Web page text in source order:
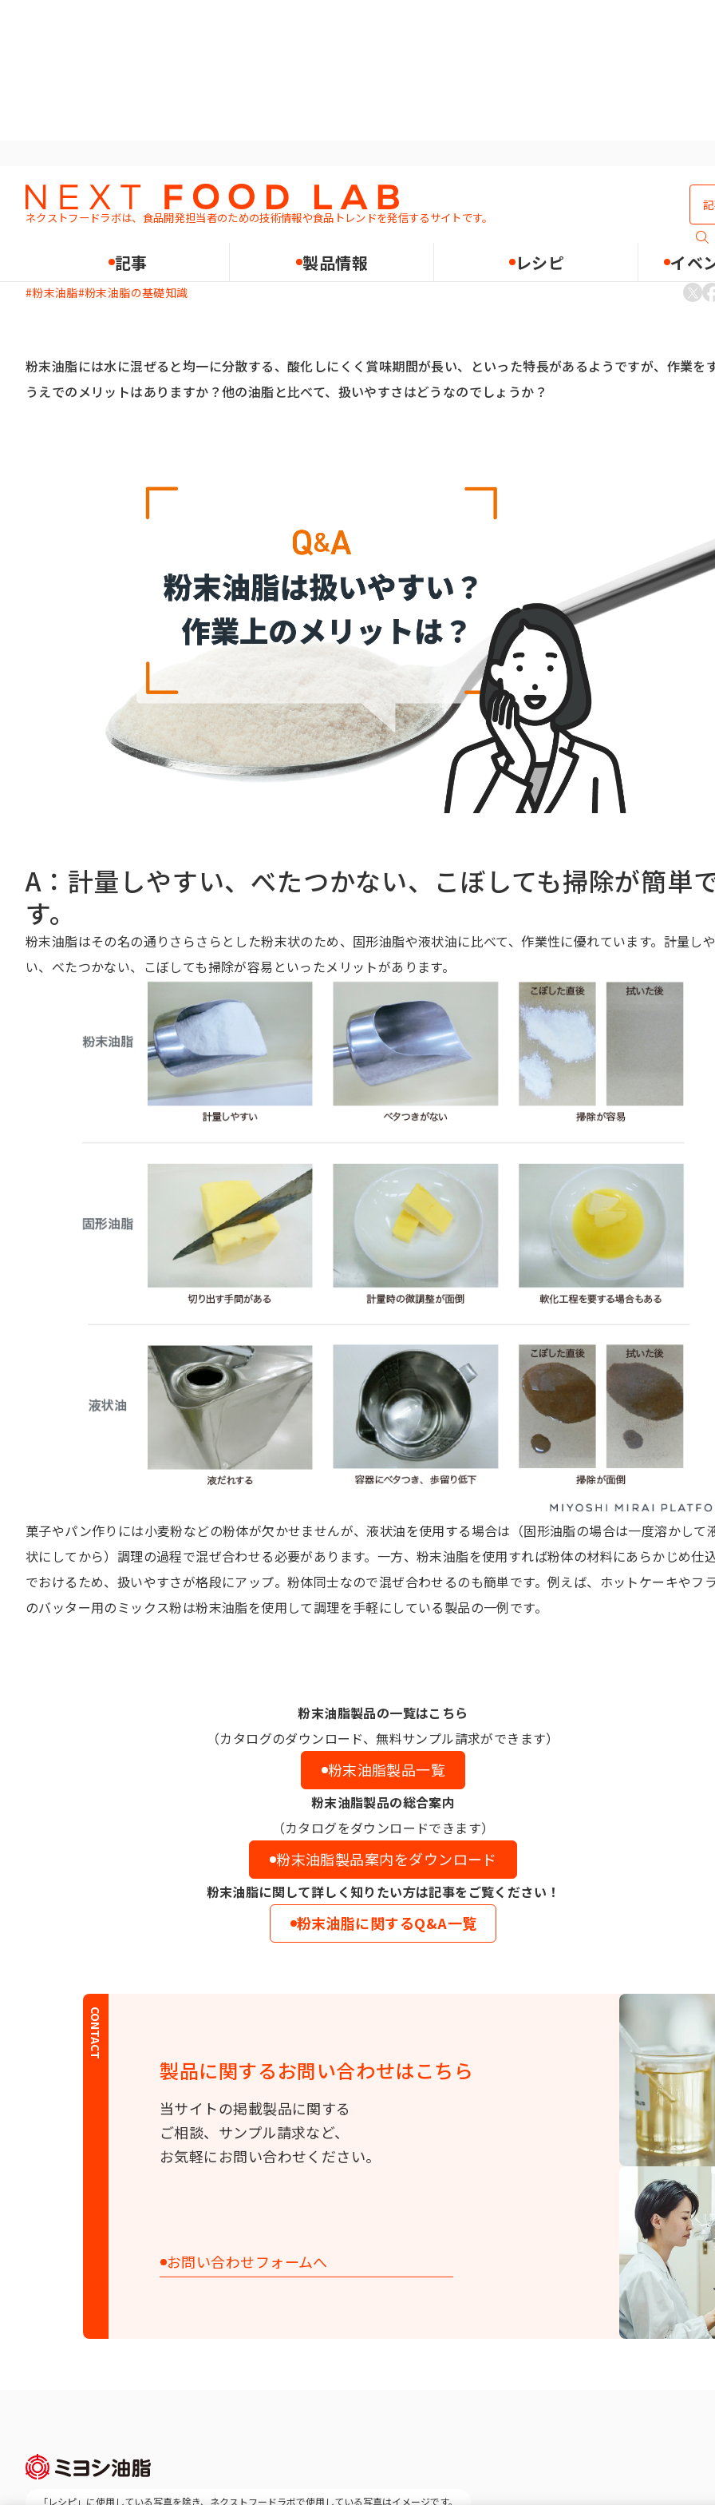
ネクストフードラボは、食品開発担当者のための技術情報や食品トレンドを発信するサイトです。
記事 製品情報 レシピ イベ
Q&A 基礎知識 課題解決
Q：粉末油脂は扱いやすい？ 作業上のメリットは？
粉末油脂 粉末油脂の基礎知識
粉末油脂には水に混ぜると均一に分散する、酸化しにくく賞味期間が長い、といった特長があるようですが、作業を
うえでのメリットはありますか？他の油脂と比べて、扱いやすさはどうなのでしょうか？
A：計量しやすい、べたつかない、こぼしても掃除が簡単
す。
粉末油脂はその名の通りさらさらとした粉末状のため、固形油脂や液状油に比べて、作業性に優れています。計量し
い、べたつかない、こぼしても掃除が容易といったメリットがあります。
菓子やパン作りには小麦粉などの粉体が欠かせませんが、液状油を使用する場合は（固形油脂の場合は一度溶かして
状にしてから）調理の過程で混ぜ合わせる必要があります。一方、粉末油脂を使用すれば粉体の材料にあらかじめ仕
でおけるため、扱いやすさが格段にアップ。粉体同士なので混ぜ合わせるのも簡単です。例えば、ホットケーキやフ
のバッター用のミックス粉は粉末油脂を使用して調理を手軽にしている製品の一例です。
粉末油脂製品の一覧はこちら
（カタログのダウンロード、無料サンプル請求ができます）
粉末油脂製品一覧
粉末油脂製品の総合案内
（カタログをダウンロードできます）
粉末油脂製品案内をダウンロード
粉末油脂に関して詳しく知りたい方は記事をご覧ください！
粉末油脂に関するQ&A一覧
CONTACT
製品に関するお問い合わせはこちら
当サイトの掲載製品に関する
ご相談、サンプル請求など、
お気軽にお問い合わせください。
お問い合わせフォームへ
「レシピ」に使用している写真を除き、 ネクストフードラボで使用している写真はイメージです。